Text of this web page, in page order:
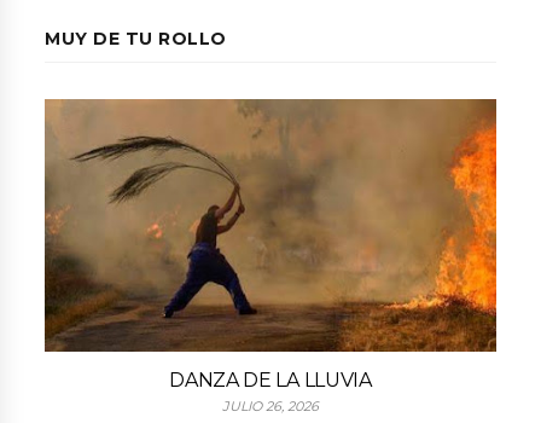
MUY DE TU ROLLO
DANZA DE LA LLUVIA
JULIO 26, 2026